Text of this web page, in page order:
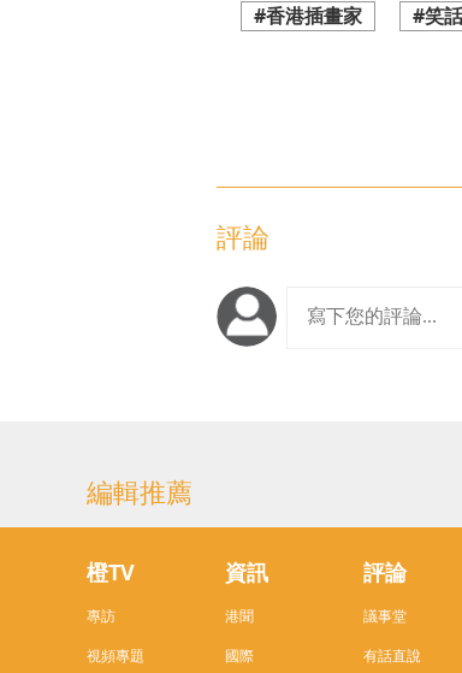
#香港插畫家 #笑話
評論
編輯推薦
橙TV
專訪
視頻專題
資訊
港聞
國際
評論
議事堂
有話直說